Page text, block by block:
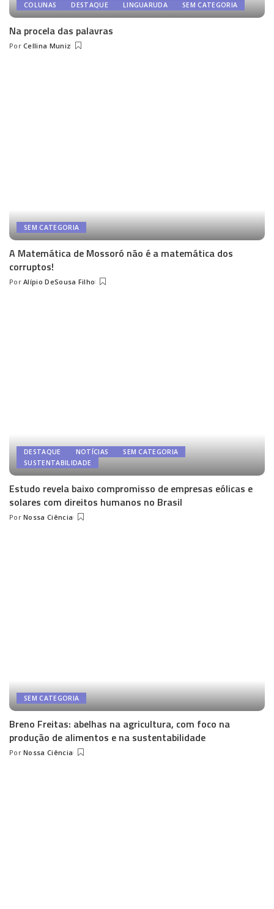
COLUNAS DESTAQUE LINGUARUDA SEM CATEGORIA
Na procela das palavras
Posted
Por Cellina Muniz
SEM CATEGORIA
A Matemática de Mossoró não é a matemática dos
corruptos!
Posted
Por Alípio DeSousa Filho
DESTAQUE NOTÍCIAS
SEM CATEGORIA
SUSTENTABILIDADE
Estudo revela baixo compromisso de empresas eólicas e
solares com direitos humanos no Brasil
Posted
Por Nossa Ciência
SEM CATEGORIA
Breno Freitas: abelhas na agricultura, com foco na
produção de alimentos e na sustentabilidade
Posted
Por Nossa Ciência